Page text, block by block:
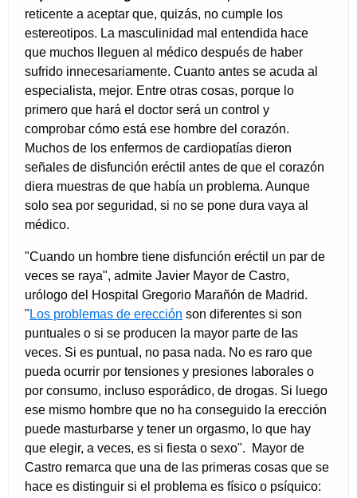
reticente a aceptar que, quizás, no cumple los
estereotipos. La masculinidad mal entendida hace
que muchos lleguen al médico después de haber
sufrido innecesariamente. Cuanto antes se acuda al
especialista, mejor. Entre otras cosas, porque lo
primero que hará el doctor será un control y
comprobar cómo está ese hombre del corazón.
Muchos de los enfermos de cardiopatías dieron
señales de disfunción eréctil antes de que el corazón
diera muestras de que había un problema. Aunque
solo sea por seguridad, si no se pone dura vaya al
médico.
"Cuando un hombre tiene disfunción eréctil un par de
veces se raya", admite Javier Mayor de Castro,
urólogo del Hospital Gregorio Marañón de Madrid.
" Los problemas de erección son diferentes si son
puntuales o si se producen la mayor parte de las
veces. Si es puntual, no pasa nada. No es raro que
pueda ocurrir por tensiones y presiones laborales o
por consumo, incluso esporádico, de drogas. Si luego
ese mismo hombre que no ha conseguido la erección
puede masturbarse y tener un orgasmo, lo que hay
que elegir, a veces, es si fiesta o sexo". Mayor de
Castro remarca que una de las primeras cosas que se
hace es distinguir si el problema es físico o psíquico: